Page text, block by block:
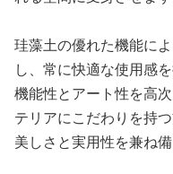
珪藻土の優れた機能に
し、常に快適な使用感を
機能性とアート性を高
テリアにこだわりを持
美しさと実用性を兼ね